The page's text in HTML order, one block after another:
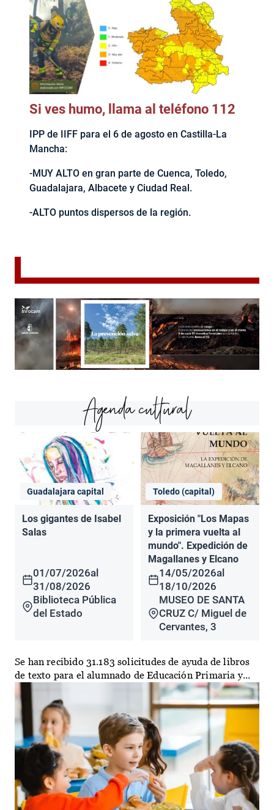
Si ves humo, llama al teléfono 112
IPP de IIFF para el 6 de agosto en Castilla-La
Mancha:
-MUY ALTO en gran parte de Cuenca, Toledo,
Guadalajara, Albacete y Ciudad Real.
-ALTO puntos dispersos de la región.
Agenda cultural
Guadalajara capital
Los gigantes de Isabel
Salas
01/07/2026al
31/08/2026
Biblioteca Pública
del Estado
Toledo (capital)
Exposición "Los Mapas
y la primera vuelta al
mundo". Expedición de
Magallanes y Elcano
14/05/2026al
18/10/2026
MUSEO DE SANTA
CRUZ C/ Miguel de
Cervantes, 3
Se han recibido 31.183 solicitudes de ayuda de libros
de texto para el alumnado de Educación Primaria y...